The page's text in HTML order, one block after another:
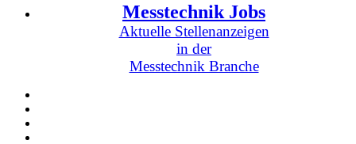
Messtechnik Jobs
Aktuelle Stellenanzeigen
in der
Messtechnik Branche